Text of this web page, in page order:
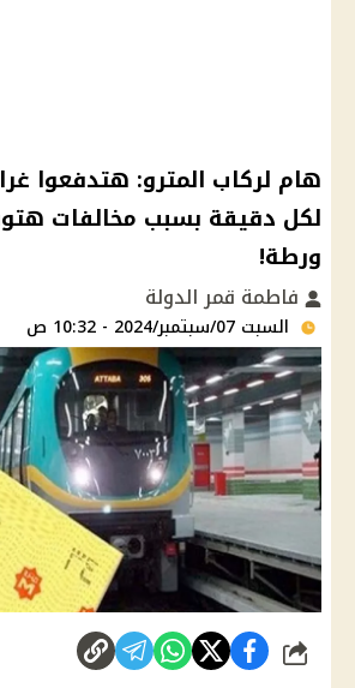
لكل دقيقة بسبب مخالفات
ورطة!
فاطمة قمر الدولة
السبت 07/سبتمبر/2024 - 10:32 ص
شارك